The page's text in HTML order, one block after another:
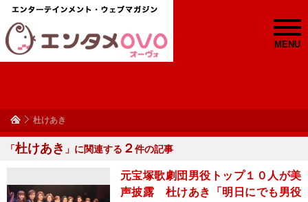
MENU
杜けあき
「杜けあき 」に関連する ２件の記事
元宝塚歌劇団男役トップ１０人が美
声披露 杜けあき「明日にでも男役